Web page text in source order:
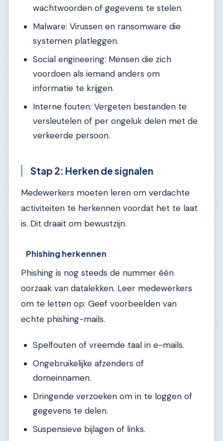
wachtwoorden of gegevens te stelen.
Malware: Virussen en ransomware die
systemen platleggen.
Social engineering: Mensen die zich
voordoen als iemand anders om
informatie te krijgen.
Interne fouten: Vergeten bestanden te
versleutelen of per ongeluk delen met de
verkeerde persoon.
Stap 2: Herken de signalen
Medewerkers moeten leren om verdachte
activiteiten te herkennen voordat het te laat
is. Dit draait om bewustzijn.
Phishing herkennen
Phishing is nog steeds de nummer één
oorzaak van datalekken. Leer medewerkers
om te letten op: Geef voorbeelden van
echte phishing-mails.
Spelfouten of vreemde taal in e-mails.
Ongebruikelijke afzenders of
domeinnamen.
Dringende verzoeken om in te loggen of
gegevens te delen.
Suspensieve bijlagen of links.